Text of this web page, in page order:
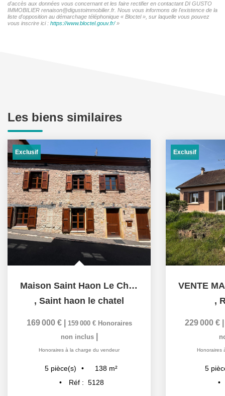
d'accès aux données vous concernant et les faire rectifier en contactant DI GUSTO
IMMOBILIER renaison@digustoimmobilier.fr. Nous vous informons de l'existence de la
liste d'opposition au démarchage téléphonique « Bloctel », sur laquelle vous pouvez
vous inscrire ici : https://www.bloctel.gouv.fr/»
Les biens similaires
Exclusif
Maison Saint Haon Le Chatel 138 m2
, Saint haon le chatel
169 000 € 159 000 € Honoraires
non inclus
Honoraires à la charge du vendeur
5 pièce(s) 138 m²
Réf : 5128
Exclusif
,
229 000 €
Honoraires
5